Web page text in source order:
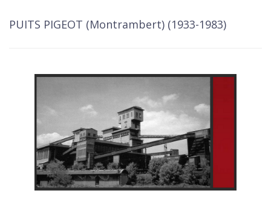
PUITS PIGEOT (Montrambert) (1933-1983)